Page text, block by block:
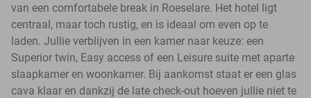
van een comfortabele break in Roeselare. Het hotel ligt
centraal, maar toch rustig, en is ideaal om even op te
laden. Jullie verblijven in een kamer naar keuze: een
Superior twin, Easy access of een Leisure suite met aparte
slaapkamer en woonkamer. Bij aankomst staat er een glas
cava klaar en dankzij de late check-out hoeven jullie niet te